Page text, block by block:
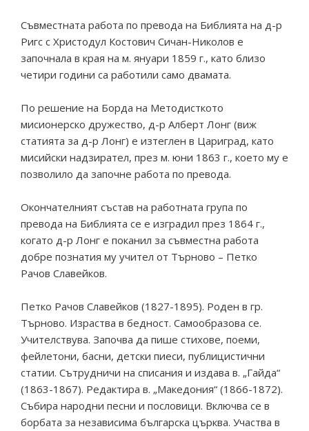
Съвместната работа по превода на Библията на д-р
Ригс с Христодул Костович Сичан-Николов е
започнала в края на м. януари 1859 г., като близо
четири години са работили само двамата.
По решение на Борда на Методисткото
мисионерско дружество, д-р Алберт Лонг (виж
статията за д-р Лонг) е изтеглен в Цариград, като
мисийски надзирател, през м. юни 1863 г., което му е
позволило да започне работа по превода.
Окончателният състав на работната група по
превода на Библията се е изградил през 1864 г.,
когато д-р Лонг е поканил за съвместна работа
добре познатия му учител от Търново – Петко
Рачов Славейков.
Петко Рачов Славейков (1827-1895). Роден в гр.
Търново. Израства в бедност. Самообразова се.
Учителствува. Започва да пише стихове, поеми,
фейлетони, басни, детски пиеси, публицистични
статии. Сътрудничи на списания и издава в. „Гайда“
(1863-1867). Редактира в. „Македония“ (1866-1872).
Събира народни песни и пословици. Включва се в
борбата за независима българска църква. Участва в